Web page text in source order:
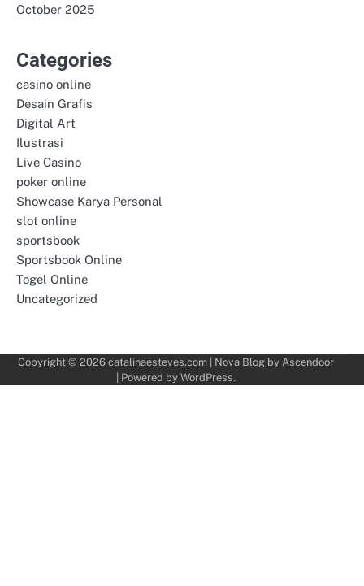
October 2025
Categories
casino online
Desain Grafis
Digital Art
Ilustrasi
Live Casino
poker online
Showcase Karya Personal
slot online
sportsbook
Sportsbook Online
Togel Online
Uncategorized
Copyright © 2026 catalinaesteves.com| Nova Blog by Ascendoor
| Powered by WordPress.